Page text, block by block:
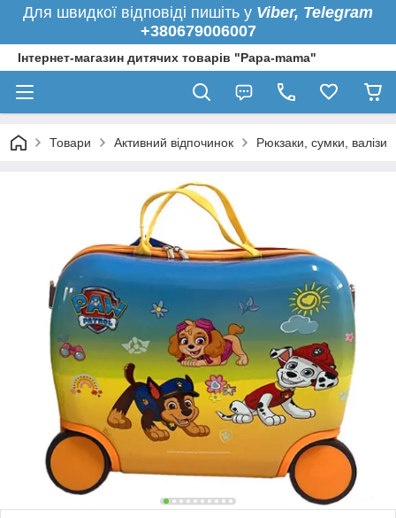
Для швидкої відповіді пишіть у Viber, Telegram
+380679006007
Інтернет-магазин дитячих товарів "Papa-mama"
Товари Активний відпочинок Рюкзаки, сумки, валізи